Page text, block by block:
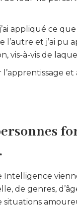
appliqué ce
l’autre et j’ai
vis-à-vis de
l’apprentissage
Intelligence
de genres,
situations